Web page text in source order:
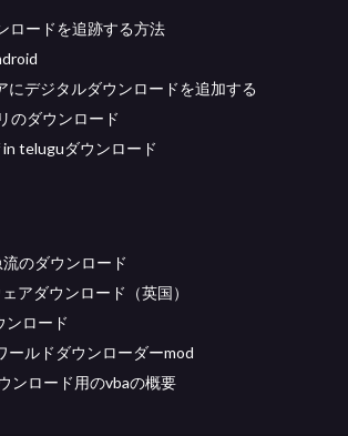
ロードを追跡する方法
にデジタルダウンロードを追加する
のダウンロード
teluguダウンロード
のダウンロード
アダウンロード（英国）
ンロード
ールドダウンローダーmod
ンロード用のvbaの概要